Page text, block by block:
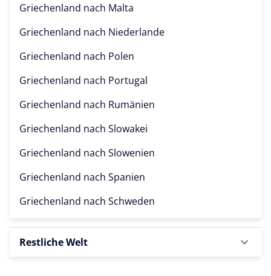
Griechenland nach Malta
Griechenland nach Niederlande
Griechenland nach Polen
Griechenland nach Portugal
Griechenland nach Rumänien
Griechenland nach Slowakei
Griechenland nach Slowenien
Griechenland nach Spanien
Griechenland nach Schweden
Restliche Welt